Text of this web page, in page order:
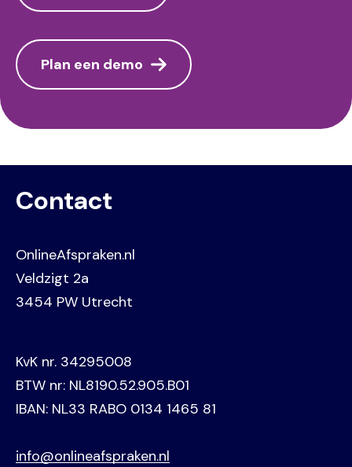
Plan een demo
Contact
OnlineAfspraken.nl
Veldzigt 2a
3454 PW Utrecht
KvK nr. 34295008
BTW nr: NL8190.52.905.B01
IBAN: NL33 RABO 0134 1465 81
info@onlineafspraken.nl